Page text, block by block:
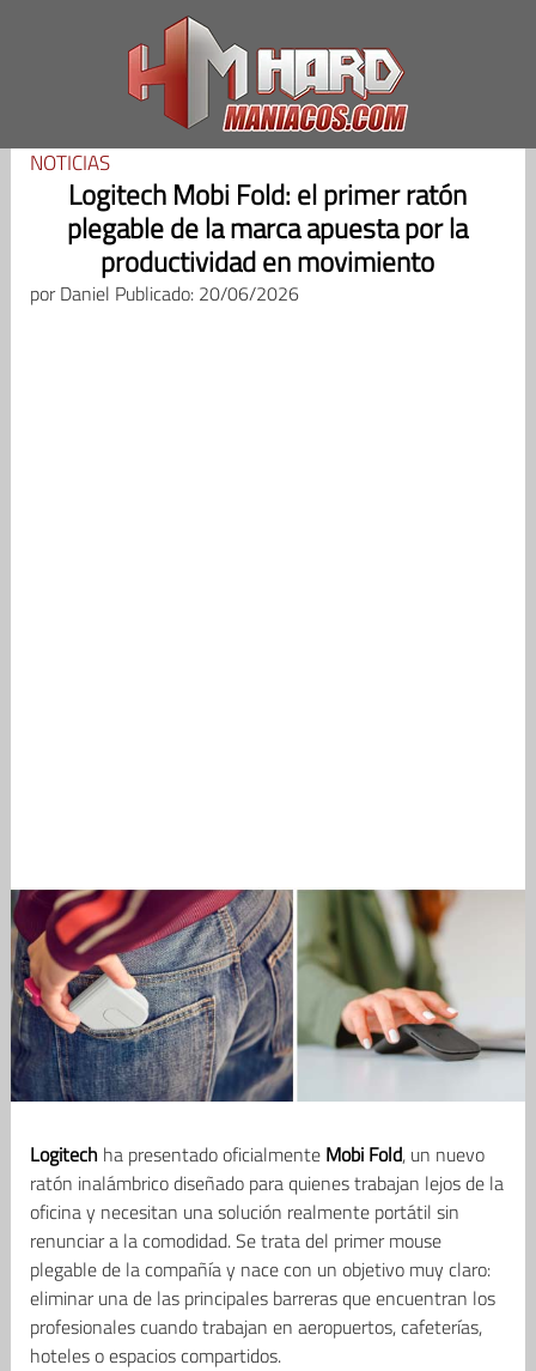
NOTICIAS
Logitech Mobi Fold: el primer ratón
plegable de la marca apuesta por la
productividad en movimiento
porDaniel Publicado: 20/06/2026
Logitech ha presentado oficialmente Mobi Fold, un nuevo
ratón inalámbrico diseñado para quienes trabajan lejos de la
oficina y necesitan una solución realmente portátil sin
renunciar a la comodidad. Se trata del primer mouse
plegable de la compañía y nace con un objetivo muy claro:
eliminar una de las principales barreras que encuentran los
profesionales cuando trabajan en aeropuertos, cafeterías,
hoteles o espacios compartidos.